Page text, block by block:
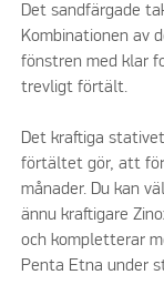
Det sandfärgade
Kombinationen av
fönstren med klar
trevligt förtält.
Det kraftiga
förtältet gör, att
månader. Du kan
ännu kraftigare
och kompletterar
Penta Etna under